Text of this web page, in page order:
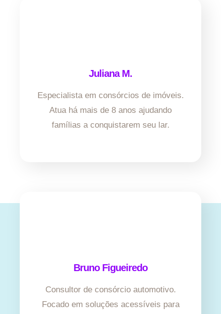
Juliana M.
Especialista em consórcios de imóveis.
Atua há mais de 8 anos ajudando
famílias a conquistarem seu lar.
Bruno Figueiredo
Consultor de consórcio automotivo.
Focado em soluções acessíveis para